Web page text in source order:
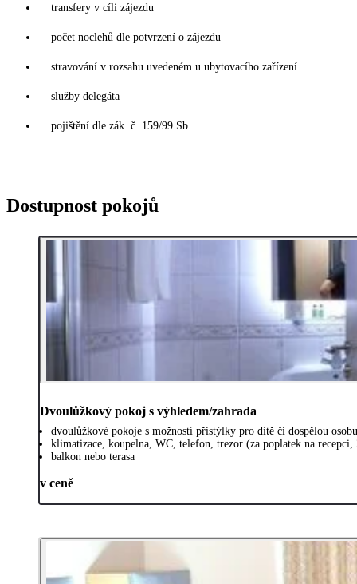
transfery v cíli zájezdu
počet noclehů dle potvrzení o zájezdu
stravování v rozsahu uvedeném u ubytovacího zařízení
služby delegáta
pojištění dle zák. č. 159/99 Sb.
Dostupnost pokojů
Dvoulůžkový pokoj s výhledem/zahrada
dvoulůžkové pokoje s možností přistýlky pro dítě či dospělou osobu
klimatizace, koupelna, WC, telefon, trezor (za poplatek na
balkon nebo terasa
v ceně